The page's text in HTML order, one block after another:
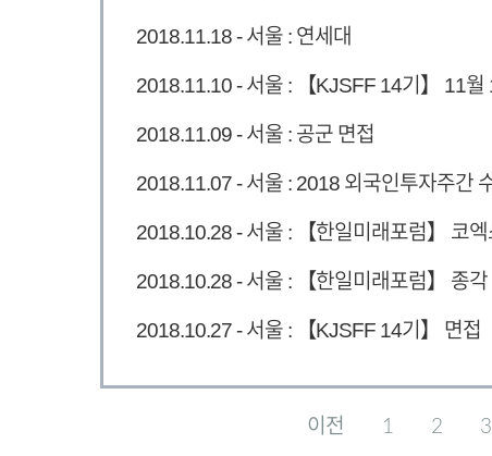
2018.11.18 - 서울 : 연세대
2018.11.10 - 서울 : 【KJSFF 14기】 11월
2018.11.09 - 서울 : 공군 면접
2018.11.07 - 서울 : 2018 외국인투자주간
2018.10.28 - 서울 : 【한일미래포럼】 코엑
2018.10.28 - 서울 : 【한일미래포럼】 종각
2018.10.27 - 서울 : 【KJSFF 14기】 면접
이전 1 2 3